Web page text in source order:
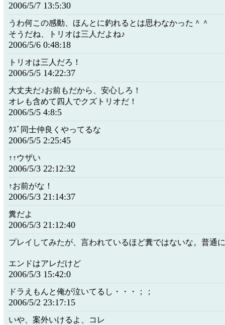
2006/5/7 13:5:30
うわ何この感動、ほんとに釣れるとは思わなかった＾＾
そうだね、トリオは三人だよね♪
2006/5/6 0:48:18
トリオは三人だろ！
2006/5/5 14:22:37
大丈夫だ♪お前もだから、安心しろ！
オレも含めて四人でクズトリオだ！
2006/5/5 4:8:5
ｸｽﾞ同士仲良くやってるな
2006/5/5 2:25:45
↑↑ウザい
2006/5/3 22:12:32
↑お前がな！
2006/5/3 21:14:37
糞だよ
2006/5/3 21:12:40
プレイしてみたが、言われているほど糞ではないな。普通
エンドはアレだけど
2006/5/3 15:42:0
ドラえもんと俺が泣いてるし・・・；；
2006/5/2 23:17:15
いや、案外いけるよ、コレ